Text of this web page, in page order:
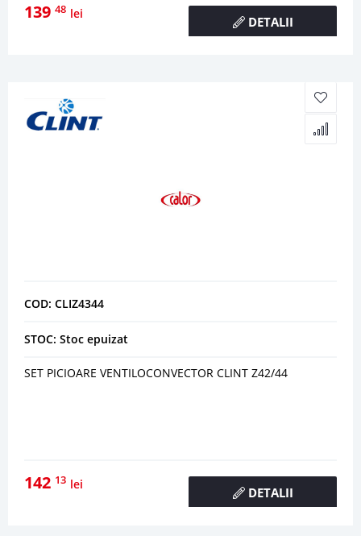
139 48 lei
DETALII
COD: CLIZ4344
STOC: Stoc epuizat
SET PICIOARE VENTILOCONVECTOR CLINT Z42/44
142 13 lei
DETALII